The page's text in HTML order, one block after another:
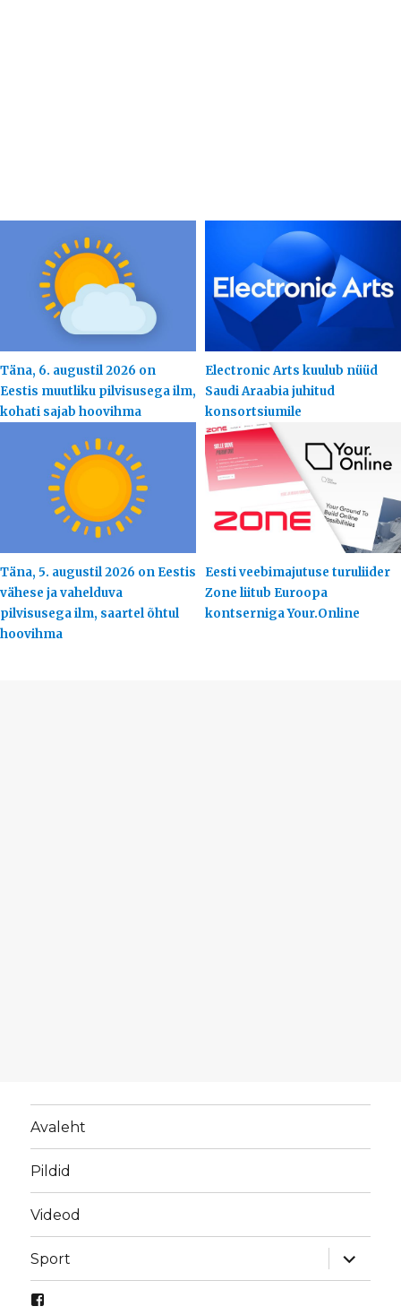
Täna, 6. augustil 2026 on
Eestis muutliku pilvisusega ilm,
kohati sajab hoovihma
Electronic Arts kuulub nüüd
Saudi Araabia juhitud
konsortsiumile
Täna, 5. augustil 2026 on Eestis
vähese ja vahelduva
pilvisusega ilm, saartel õhtul
hoovihma
Eesti veebimajutuse turuliider
Zone liitub Euroopa
kontserniga Your.Online
Avaleht
Pildid
Videod
Sport
laienda